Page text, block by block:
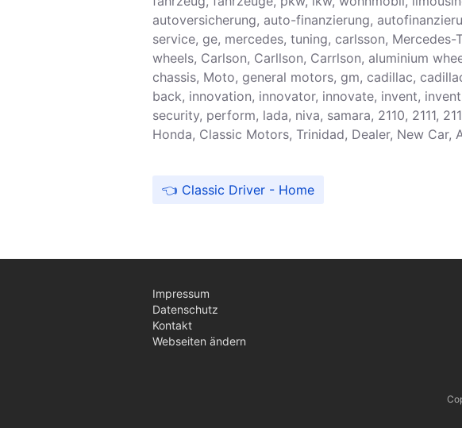
autoversicherung, auto-finanzierung,
service, ge, mercedes, tuning, carlsson,
wheels, Carlson, Carllson, Carrlson, aluminium
chassis, Moto, general motors, gm, cadillac,
back, innovation, innovator, innovate, invent,
security, perform, lada, niva, samara, 2110, 2111,
Honda, Classic Motors, Trinidad, Dealer, New Car,
Classic Driver - Home
Impressum
Datenschutz
Kontakt
Webseiten ändern